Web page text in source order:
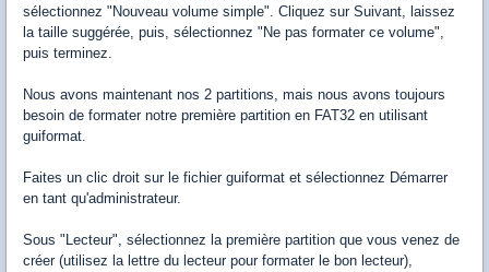
sélectionnez "Nouveau volume simple". Cliquez sur Suivant, laissez
la taille suggérée, puis, sélectionnez "Ne pas formater ce volume",
puis terminez.
Nous avons maintenant nos 2 partitions, mais nous avons toujours
besoin de formater notre première partition en FAT32 en utilisant
guiformat.
Faites un clic droit sur le fichier guiformat et sélectionnez Démarrer
en tant qu'administrateur.
Sous "Lecteur", sélectionnez la première partition que vous venez de
créer (utilisez la lettre du lecteur pour formater le bon lecteur),